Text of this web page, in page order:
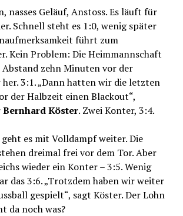
nasses Geläuf, Anstoss. Es läuft für
Schnell steht es 1:0, wenig später
führt zum
Kein Problem: Die Heimmannschaft
zehn Minuten vor der
3:1. „Dann hatten wir die letzten
der Halbzeit einen Blackout“,
Bernhard Köster. Zwei Konter, 3:4.
geht es mit Volldampf weiter. Die
dreimal frei vor dem Tor. Aber
wieder ein Konter – 3:5. Wenig
das 3:6. „Trotzdem haben wir weiter
gespielt“, sagt Köster. Der Lohn
da noch was?